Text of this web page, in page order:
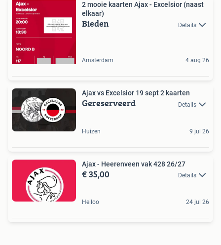
2 mooie kaarten Ajax - Excelsior (naast
elkaar)
Bieden Details
Amsterdam 4 aug 26
Ajax vs Excelsior 19 sept 2 kaarten
Gereserveerd Details
Huizen 9 jul 26
Ajax - Heerenveen vak 428 26/27
€ 35,00 Details
Heiloo 24 jul 26